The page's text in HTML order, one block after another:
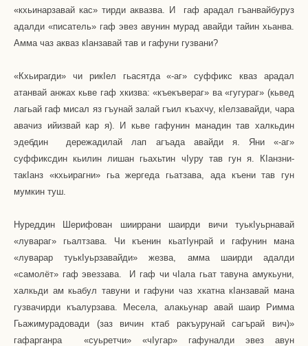
«кхьинарзавай кас» тирди аквазва. И
гаф арадал гъанвайбуруз
адалди «писатель» гаф эвез авунин мурад авайди тайин хьанва.
Амма чаз акваз к анзавай тав и гафуни гузвани?
«Кхьирагди» чи рикI ел гьасятда «-аг» суффикс кваз арадал
атанвай анжах кьве гаф хкизва: «къекъвераг» ва «гугураг» (кьвед
лагьай гаф мисал яз гъунай залай гъил къахчу, кI елзавайди, чара
авачиз ийизвай кар я). И кьве гафунин манадин тав халкьдин
эдебдин
дережадилай лап агъада авайди я. Яни «-аг»
суффиксдин кьилин лишан гьахьтин ч уру тав гун я. К анзни-
так анз «кхьирагни» гьа жергеда гьатзава, ада къени тав гун
мумкин туш.
Нуреддин Шерифован шииррани шаирди вичи туьк уьрнавай
«лувараг» гьалтзава. Чи къенин кьатI унрай и гафунин мана
«луварар туьк Iуьрзавайди» жезва, амма шаирди адалди
«самолёт» гаф эвеззава.
И гаф чи ч Iала гьат тавуна амукьуни,
халкьди ам кьабул тавуни и гафуни чаз хкатна к Iанзавай мана
гузвачирди къалурзава. Месела, алакьунар авай шаир Римма
Гьажимурадовади (заз вичин ктаб ракъурунай сагърай вич)»
гафарганра
«суьретчи» «ч угар» гафуналди эвез авун